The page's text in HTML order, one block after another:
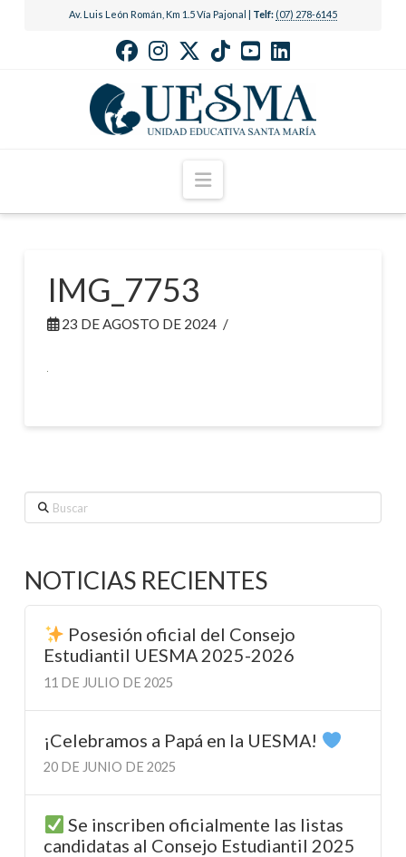
Av. Luis León Román, Km 1.5 Vía Pajonal | Telf: (07) 278-6145
Navigation
IMG_7753
23 DE AGOSTO DE 2024
Buscar
NOTICIAS RECIENTES
Posesión oficial del Consejo
Estudiantil UESMA 2025-2026
11 DE JULIO DE 2025
¡Celebramos a Papá en la UESMA!
20 DE JUNIO DE 2025
Se inscriben oficialmente las listas
candidatas al Consejo Estudiantil 2025